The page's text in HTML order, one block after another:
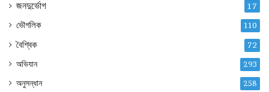
জনদুর্ভোগ 17
ভৌগলিক 110
বৈশ্বিক 72
অভিযান 293
অনুসন্ধান 258